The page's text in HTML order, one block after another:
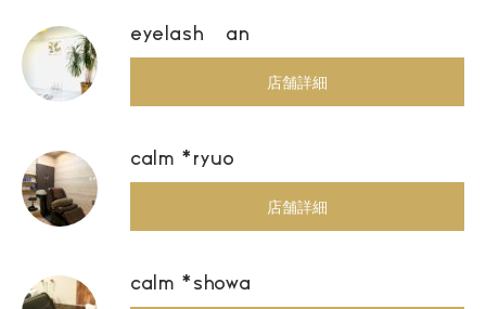
eyelash an
店舗詳細
calm *ryuo
店舗詳細
calm *showa